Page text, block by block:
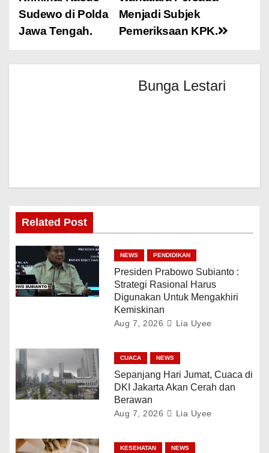
Menjadi Subjek
Pemeriksaan KPK.
Sudewo di Polda
Jawa Tengah.
Bunga Lestari
Related Post
NEWS PENDIDIKAN
Presiden Prabowo Subianto :
Strategi Rasional Harus
Digunakan Untuk Mengakhiri
Kemiskinan
Aug 7, 2026 Lia Uyee
CUACA NEWS
Sepanjang Hari Jumat, Cuaca di
DKI Jakarta Akan Cerah dan
Berawan
Aug 7, 2026 Lia Uyee
KESEHATAN NEWS